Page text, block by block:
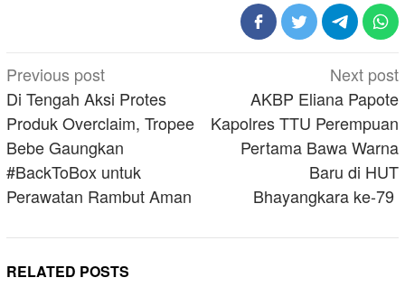
Post
navigation
Previous post
Di Tengah Aksi Protes
Produk Overclaim, Tropee
Bebe Gaungkan
#BackToBox untuk
Perawatan Rambut Aman
Next post
AKBP Eliana Papote
Kapolres TTU Perempuan
Pertama Bawa Warna
Baru di HUT
Bhayangkara ke-79
RELATED POSTS